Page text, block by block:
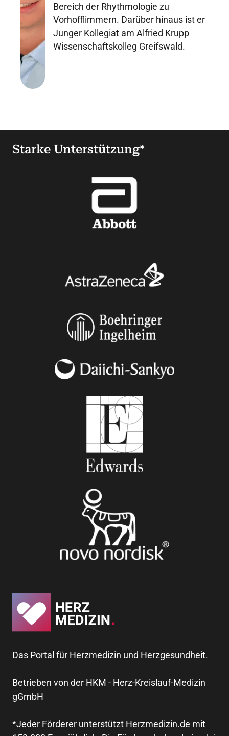
Bereich der Rhythmologie zu
Vorhofflimmern. Darüber hinaus ist er
Junger Kollegiat am Alfried Krupp
Wissenschaftskolleg Greifswald.
Starke Unterstützung*
Das Portal für Herzmedizin und Herzgesundheit.
Betrieben von der HKM - Herz-Kreislauf-Medizin
gGmbH
*Jeder Förderer unterstützt Herzmedizin.de mit